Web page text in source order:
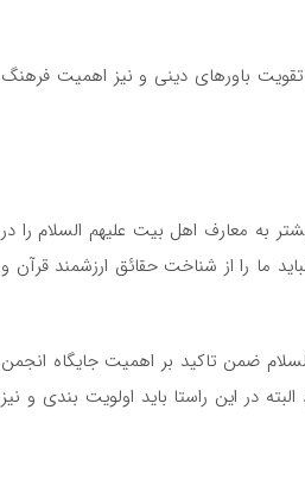
باورهای دینی و نیز اهمیت فرهنگ
به معارف اهل بیت علیهم السلام را در
ما را از شناخت حقائق ارزشمند قرآن و
ضمن تاکید بر اهمیت جایگاه انجمن
در این راستا باید اولویت بندی و نیز